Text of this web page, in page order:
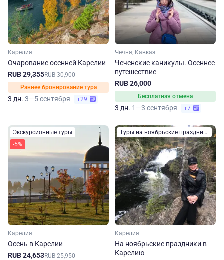
Карелия
Очарование осенней Карелии
RUB 29,355RUB 30,900
Раннее бронирование тура
3 дн. 3—5 сентября +29
Чечня, Кавказ
Чеченские каникулы. Осеннее
путешествие
RUB 26,000
Бесплатная отмена
3 дн. 1—3 сентября +7
Экскурсионные туры
-5%
Карелия
Осень в Карелии
RUB 24,653RUB 25,950
Туры на ноябрьские праздники
Карелия
На ноябрьские праздники в
Карелию